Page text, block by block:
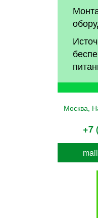
Москва,
+7